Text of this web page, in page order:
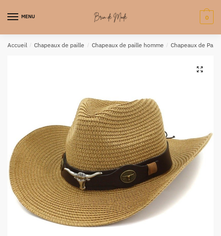
MENU 0
Accueil / Chapeaux de paille / Chapeaux de paille homme / Chapeaux de
🔍